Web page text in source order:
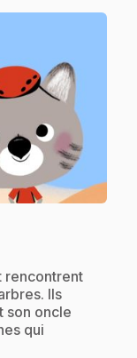
rencontrent
Ils
son oncle
qui